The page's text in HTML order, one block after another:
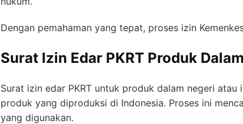
Dengan pemahaman yang tepat, proses izin
Surat Izin Edar PKRT Produk
Surat izin edar PKRT untuk produk dalam negeri
produk yang diproduksi di Indonesia. Proses ini
yang digunakan.